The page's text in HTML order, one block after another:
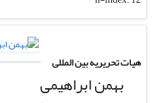
هیات تحریریه بین المللی
بهمن ابراهیمی